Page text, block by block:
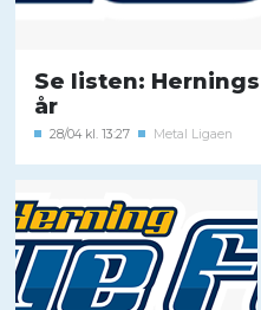
Se listen:
år
28/04 kl. 13:27 Metal Ligaen